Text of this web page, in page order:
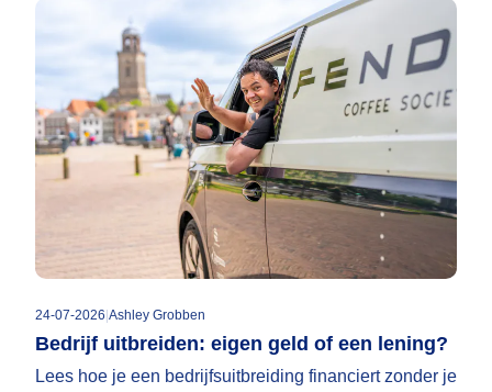
24-07-2026 Ashley Grobben
Bedrijf uitbreiden: eigen geld of een lening?
Lees hoe je een bedrijfsuitbreiding financiert zonder je